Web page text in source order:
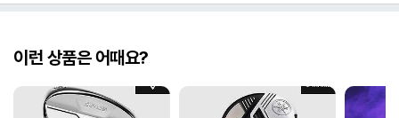
이런 상품은 어때요?